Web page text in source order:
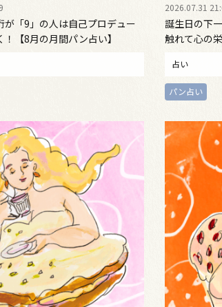
が「9」の人は自己プロデュー
【8月の月間パン占い】
2026.07.31
誕生日の下
触れて心の
占い
パン占い